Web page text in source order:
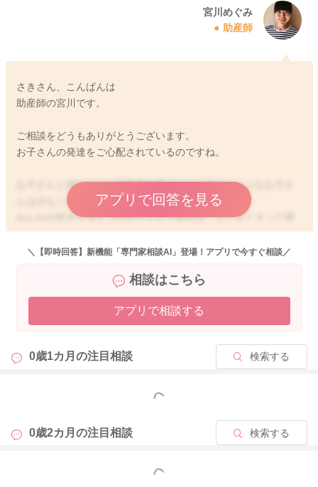
宮川めぐみ
助産師
さきさん、こんばんは
助産師の宮川です。
ご相談をどうもありがとうございます。
お子さんの発達をご心配されているのですね。
お子さんと同じように必要最低限でしかな中ないようなお子さ
んは少なくないように思います。
ねんねが好きなタイプのお子さんであれば、よくまとまって寝
てくれることもあります。
書かれていたように、たくさんよく泣く赤ちゃんもいらっしゃ
それぞれの個性が赤ちゃんでもみられます。
クーイングが見られるようになっていたり、目が合うようにな
いていいと思いますよ。
ご心配が残る時には、小児科の先生へもご相談なさってみてく
どうぞよろしくお願いします。
アプリで回答を見る
＼【即時回答】新機能「専門家相談AI」登場！アプリで今すぐ相談／
相談はこちら
アプリで相談する
0歳1カ月の注目相談 検索する
もっと見る
0歳2カ月の注目相談 検索する
もっと見る